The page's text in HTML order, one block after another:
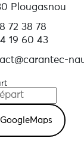
Plougasnou
72 38 78
19 60 43